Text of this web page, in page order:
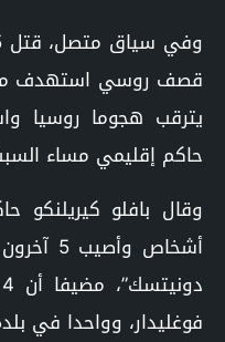
قصف روسي استهدف
يترقب هجوما روسيا
حاكم إقليمي مساء
أشخاص
فوغليدار، وواحدا في